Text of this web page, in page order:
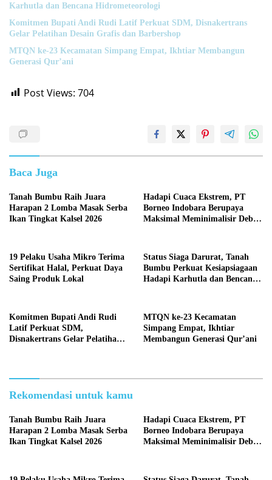
Karhutla dan Bencana Hidrometeorologi
Komitmen Bupati Andi Rudi Latif Perkuat SDM, Disnakertrans
Gelar Pelatihan Desain Grafis dan Barbershop
MTQN ke-23 Kecamatan Simpang Empat, Ikhtiar Membangun
Generasi Qur’ani
Post Views: 704
Baca Juga
Tanah Bumbu Raih Juara
Harapan 2 Lomba Masak Serba
Ikan Tingkat Kalsel 2026
Hadapi Cuaca Ekstrem, PT
Borneo Indobara Berupaya
Maksimal Meminimalisir Debu
19 Pelaku Usaha Mikro Terima
Sertifikat Halal, Perkuat Daya
Saing Produk Lokal
Status Siaga Darurat, Tanah
Bumbu Perkuat Kesiapsiagaan
Hadapi Karhutla dan Bencana
Komitmen Bupati Andi Rudi
Latif Perkuat SDM,
Disnakertrans Gelar Pelatihan
MTQN ke-23 Kecamatan
Simpang Empat, Ikhtiar
Membangun Generasi Qur’ani
Rekomendasi untuk kamu
Tanah Bumbu Raih Juara
Harapan 2 Lomba Masak Serba
Ikan Tingkat Kalsel 2026
Hadapi Cuaca Ekstrem, PT
Borneo Indobara Berupaya
Maksimal Meminimalisir Debu